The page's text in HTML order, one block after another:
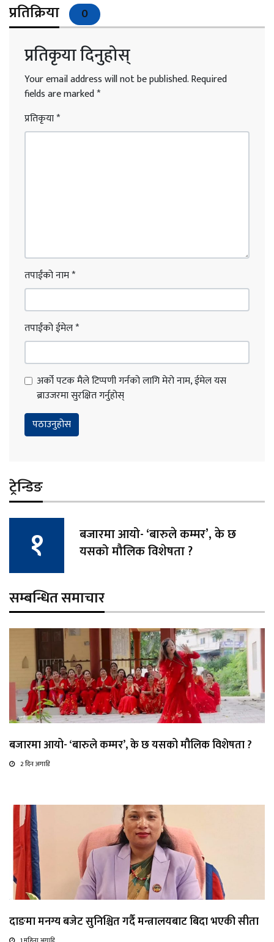
प्रतिक्रिया 0
प्रतिकृया दिनुहोस्
Your email address will not be published.Required
fields are marked*
प्रतिकृया*
तपाईंको नाम*
तपाईंको ईमेल*
अर्को पटक मैले टिप्पणी गर्नको लागि मेरो नाम, ईमेल यस
ब्राउजरमा सुरक्षित गर्नुहोस्
ट्रेन्डिङ
बजारमा आयो- ‘बारुले कम्मर’, के छ
यसको मौलिक विशेषता ?
सम्बन्धित समाचार
बजारमा आयो- ‘बारुले कम्मर’, के छ यसको मौलिक विशेषता ?
2 दिन अगाडि
दाङमा मनग्य बजेट सुनिश्चित गर्दै मन्त्रालयबाट बिदा भएकी सीता